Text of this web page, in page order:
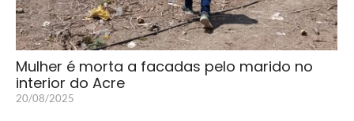
Mulher é morta a facadas pelo marido no
interior do Acre
20/08/2025